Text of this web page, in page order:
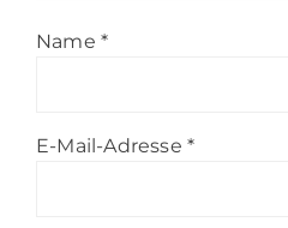
Name *
E-Mail-Adresse *